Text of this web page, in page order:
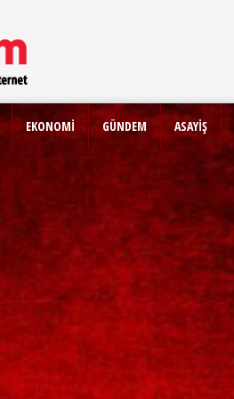
EKONOMİ GÜNDEM ASAYİŞ